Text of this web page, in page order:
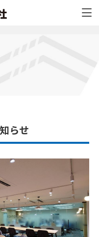
らせ